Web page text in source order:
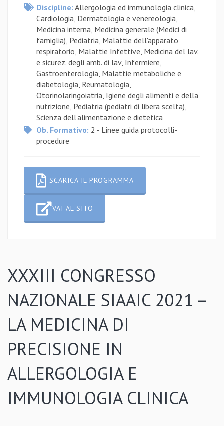
Discipline: Allergologia ed immunologia clinica,
Cardiologia, Dermatologia e venereologia,
Medicina interna, Medicina generale (Medici di
famiglia), Pediatria, Malattie dell'apparato
respiratorio, Malattie Infettive, Medicina del lav.
e sicurez. degli amb. di lav, Infermiere,
Gastroenterologia, Malattie metaboliche e
diabetologia, Reumatologia,
Otorinolaringoiatria, Igiene degli alimenti e della
nutrizione, Pediatria (pediatri di libera scelta),
Scienza dell'alimentazione e dietetica
Ob. Formativo: 2 - Linee guida protocolli-
procedure
SCARICA IL PROGRAMMA
VAI AL SITO
XXXIII CONGRESSO
NAZIONALE SIAAIC 2021 –
LA MEDICINA DI
PRECISIONE IN
ALLERGOLOGIA E
IMMUNOLOGIA CLINICA